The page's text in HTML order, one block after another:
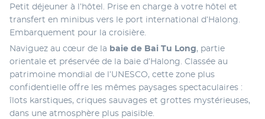
Petit déjeuner à l’hôtel. Prise en charge à votre hôtel et
transfert en minibus vers le port international d’Halong.
Embarquement pour la croisière.
Naviguez au cœur de la baie de Bai Tu Long, partie
orientale et préservée de la baie d’Halong. Classée au
patrimoine mondial de l’UNESCO, cette zone plus
confidentielle offre les mêmes paysages spectaculaires :
îlots karstiques, criques sauvages et grottes mystérieuses,
dans une atmosphère plus paisible.